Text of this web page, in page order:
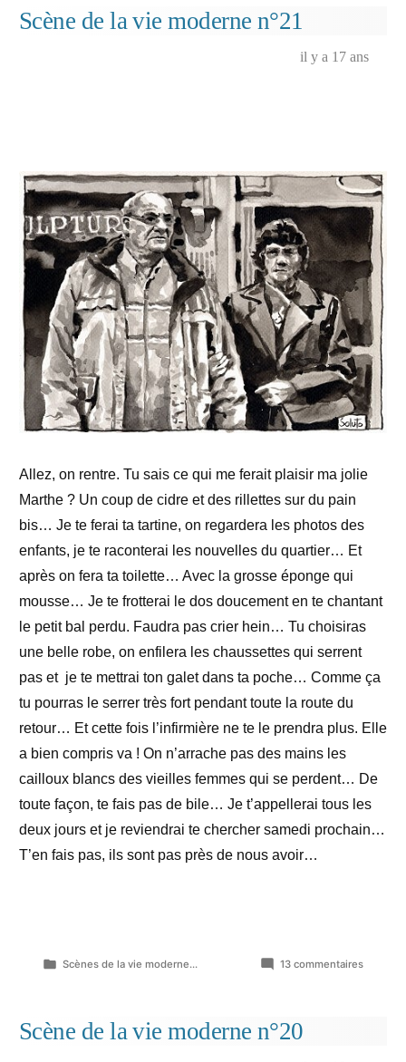
n°22
Scène de la vie moderne n°21
il y a 17 ans
Allez, on rentre. Tu sais ce qui me ferait plaisir ma jolie
Marthe ? Un coup de cidre et des rillettes sur du pain
bis… Je te ferai ta tartine, on regardera les photos des
enfants, je te raconterai les nouvelles du quartier… Et
après on fera ta toilette… Avec la grosse éponge qui
mousse… Je te frotterai le dos doucement en te chantant
le petit bal perdu. Faudra pas crier hein… Tu choisiras
une belle robe, on enfilera les chaussettes qui serrent
pas et je te mettrai ton galet dans ta poche… Comme ça
tu pourras le serrer très fort pendant toute la route du
retour… Et cette fois l’infirmière ne te le prendra plus. Elle
a bien compris va ! On n’arrache pas des mains les
cailloux blancs des vieilles femmes qui se perdent… De
toute façon, te fais pas de bile… Je t’appellerai tous les
deux jours et je reviendrai te chercher samedi prochain…
T’en fais pas, ils sont pas près de nous avoir…
Publié
Scènes de la vie moderne... 13 commentairessur
Scène de la vie moderne n°20